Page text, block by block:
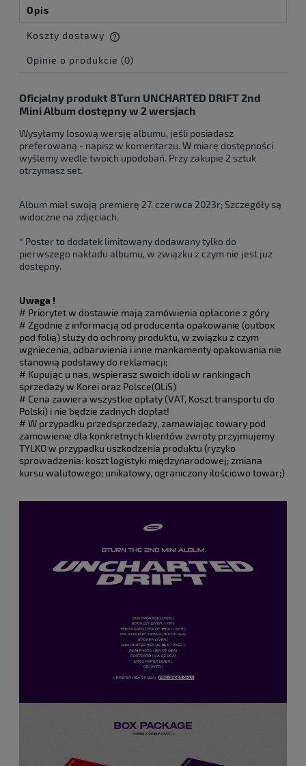
Opis
Koszty dostawy
Cena nie zawiera ewentualnych kosztów płatności
Opinie o produkcie (0)
Oficjalny produkt 8Turn UNCHARTED DRIFT 2nd
MiniAlbum dostępny w 2 wersjach
Wysyłamy losową wersję albumu, jeśli posiadasz
preferowaną - napisz w komentarzu. W miarę dostępności
wyślemy wedle twoich upodobań. Przy zakupie 2 sztuk
otrzymasz set.
Album miał swoją premierę 27. czerwca 2023r; Szczegóły są
widoczne na zdjęciach.
* Poster to dodatek limitowany dodawany tylko do
pierwszego nakładu albumu, w związku z czym nie jest już
dostępny.
Uwaga !
# Priorytet w dostawie mają zamówienia opłacone z góry
# Zgodnie z informacją od producenta opakowanie (outbox
pod folią) służy do ochrony produktu, w związku z czym
wgniecenia, odbarwienia i inne mankamenty opakowania nie
stanowią podstawy do reklamacji;
# Kupując u nas, wspierasz swoich idoli w rankingach
sprzedaży w Korei oraz Polsce(OLiS)
# Cena zawiera wszystkie opłaty (VAT, Koszt transportu do
Polski) i nie będzie żadnych dopłat!
# W przypadku przedsprzedaży, zamawiając towary pod
zamowienie dla konkretnych klientów zwroty przyjmujemy
TYLKO w przypadku uszkodzenia produktu (ryzyko
sprowadzenia: koszt logistyki międzynarodowej; zmiana
kursu walutowego; unikatowy, ograniczony ilościowo towar;)